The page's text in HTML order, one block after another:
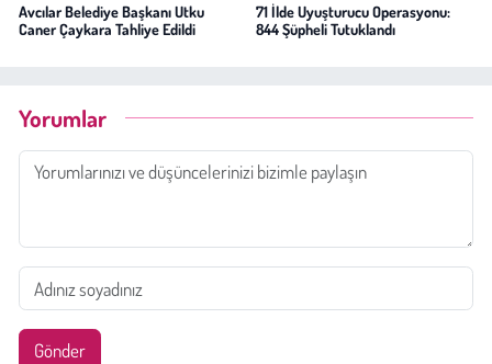
Avcılar Belediye Başkanı Utku
Caner Çaykara Tahliye Edildi
71 İlde Uyuşturucu Operasyonu:
844 Şüpheli Tutuklandı
Yorumlar
Gönder